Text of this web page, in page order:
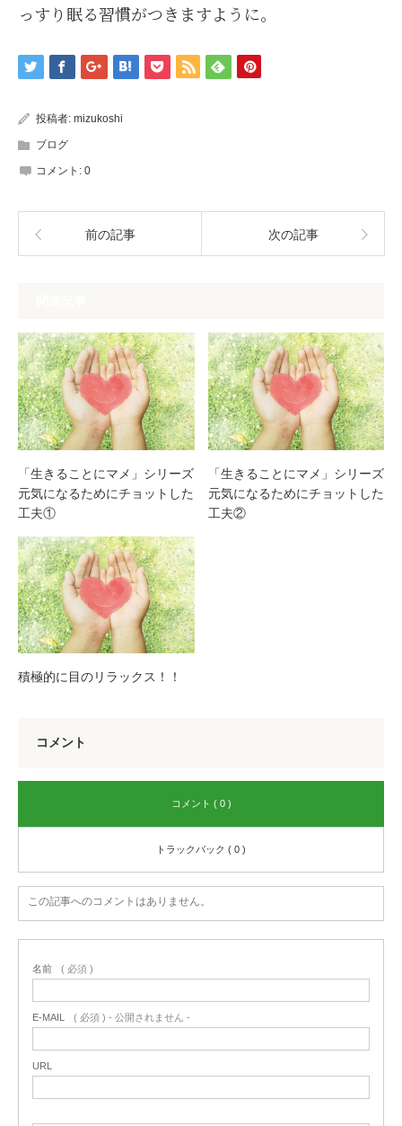
っすり眠る習慣がつきますように。
投稿者: mizukoshi
ブログ
コメント: 0
前の記事 次の記事
「生きることにマメ」シリーズ
元気になるためにチョットした
工夫①
「生きることにマメ」シリーズ
元気になるためにチョットした
工夫②
積極的に目のリラックス！！
コメント
コメント ( 0 )
トラックバック ( 0 )
この記事へのコメントはありません。
名前 ( 必須 )
E-MAIL ( 必須 ) - 公開されません -
URL